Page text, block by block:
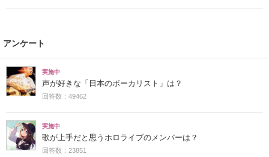
アンケート
実施中
声が好きな「日本のボーカリスト」は？
回答数：49462
実施中
歌が上手だと思うホロライブのメンバーは？
回答数：23851